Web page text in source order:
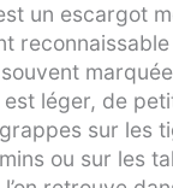
un escargot
léger, de
sur les
ou sur les